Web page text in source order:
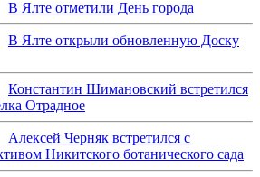
В Ялте отметили День города
В Ялте открыли обновленную Доску
Константин Шимановский встретился
Отрадное
Алексей Черняк встретился с
Никитского ботанического сада